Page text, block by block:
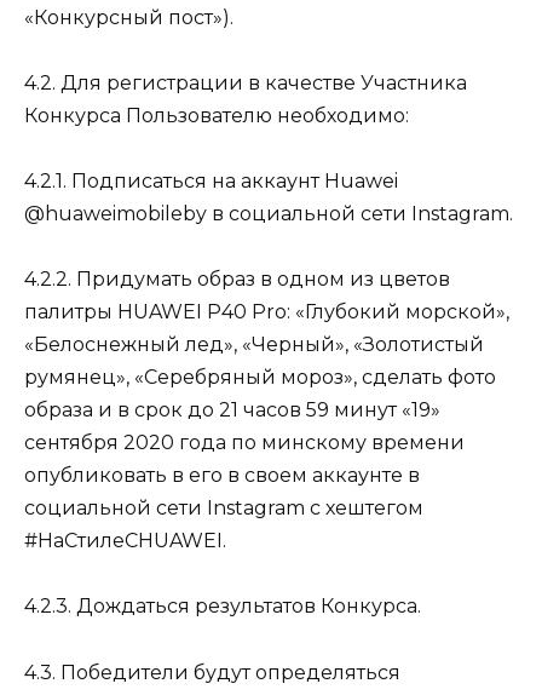
«Конкурсный пост»).
4.2. Для регистрации в качестве Участника
Конкурса Пользователю необходимо:
4.2.1. Подписаться на аккаунт Huawei
@huaweimobileby в социальной сети Instagram.
4.2.2. Придумать образ в одном из цветов
палитры HUAWEI P40 Pro: «Глубокий морской»,
«Белоснежный лед», «Черный», «Золотистый
румянец», «Серебряный мороз», сделать фото
образа и в срок до 21 часов 59 минут «19»
сентября 2020 года по минскому времени
опубликовать в его в своем аккаунте в
социальной сети Instagram с хештегом
#НаСтилеСHUAWEI.
4.2.3. Дождаться результатов Конкурса.
4.3. Победители будут определяться